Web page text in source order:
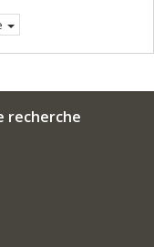
recherche